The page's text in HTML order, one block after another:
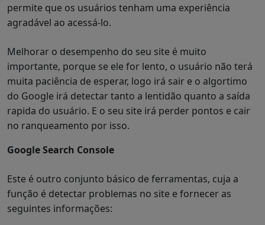
permite que os usuários tenham uma experiência
agradável ao acessá-lo.
Melhorar o desempenho do seu site é muito
importante, porque se ele for lento, o usuário não terá
muita paciência de esperar, logo irá sair e o algortimo
do Google irá detectar tanto a lentidão quanto a saída
rapida do usuário. E o seu site irá perder pontos e cair
no ranqueamento por isso.
Google Search Console
Este é outro conjunto básico de ferramentas, cuja a
função é detectar problemas no site e fornecer as
seguintes informações: